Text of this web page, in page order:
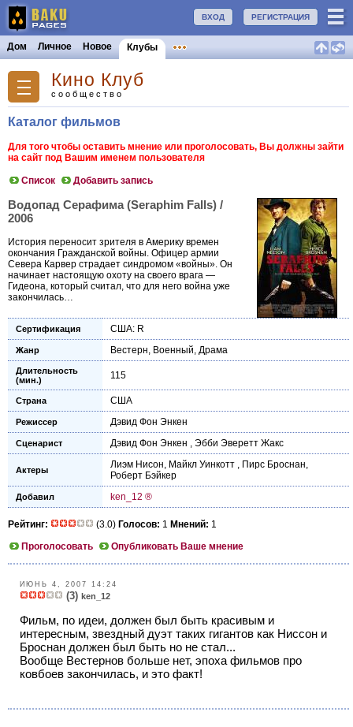
РЕГИСТРАЦИЯ
ВХОД
Дом Личное Новое Клубы
Кино Клуб
сообщество
Каталог фильмов
Для того чтобы оставить мнение или проголосовать, Вы должны зайти
на сайт под Вашим именем пользователя
Список Добавить запись
Водопад Серафима (Seraphim Falls) /
2006
История переносит зрителя в Америку времен
окончания Гражданской войны. Офицер армии
Севера Карвер страдает синдромом «войны». Он
начинает настоящую охоту на своего врага —
Гидеона, который считал, что для него война уже
закончилась…
Сертификация США: R
Жанр Вестерн, Военный, Драма
Длительность
(мин.)
115
Страна США
Режиссер Дэвид Фон Энкен
Сценарист Дэвид Фон Энкен , Эбби Эверетт Жакс
Актеры Лиэм Нисон, Майкл Уинкотт , Пирс Броснан,
Роберт Бэйкер
Добавил ken_12 ®
Рейтинг: (3.0) Голосов: 1 Мнений: 1
Проголосовать
Опубликовать Ваше мнение
ИЮНЬ 4, 2007 14:24
(3) ken_12
Фильм, по идеи, должен был быть красивым и
интересным, звездный дуэт таких гигантов как Ниссон и
Броснан должен был быть но не стал...
Вообще Вестернов больше нет, эпоха фильмов про
ковбоев закончилась, и это факт!